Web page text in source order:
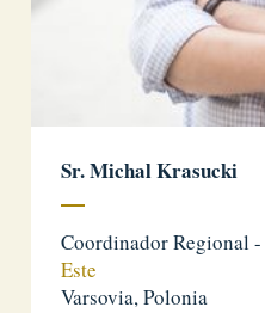
Sr. Michal Krasucki
Coordinador Regional -
Este
Varsovia, Polonia